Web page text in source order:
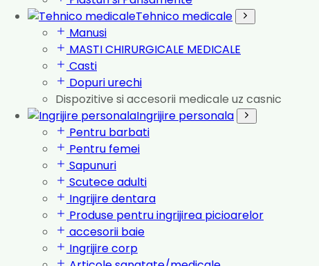
Tehnico medicale
Manusi
MASTI CHIRURGICALE MEDICALE
Casti
Dopuri urechi
Dispozitive si accesorii medicale uz casnic
Ingrijire personala
Pentru barbati
Pentru femei
Sapunuri
Scutece adulti
Ingrijire dentara
Produse pentru ingrijirea picioarelor
accesorii baie
Ingrijire corp